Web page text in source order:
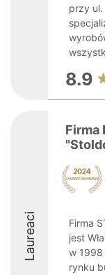
przy ul.
8.9
Laureaci
Firma
Firma
jest
w 1998
rynku